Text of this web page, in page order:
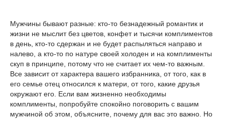
Мужчины бывают разные: кто-то безнадежный романтик и
жизни не мыслит без цветов, конфет и тысячи комплиментов
в день, кто-то сдержан и не будет распыляться направо и
налево, а кто-то по натуре своей холоден и на комплименты
скуп в принципе, потому что не считает их чем-то важным.
Все зависит от характера вашего избранника, от того, как в
его семье отец относился к матери, от того, какие друзья
окружают его. Если вам жизненно необходимы
комплименты, попробуйте спокойно поговорить с вашим
мужчиной об этом, объясните, почему для вас это важно. Но